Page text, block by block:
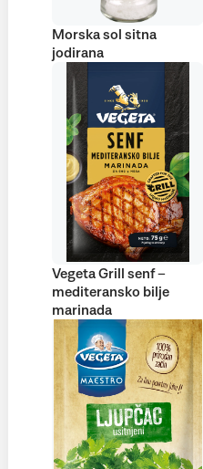
Morska sol sitna
jodirana
Vegeta Grill senf –
mediteransko bilje
marinada